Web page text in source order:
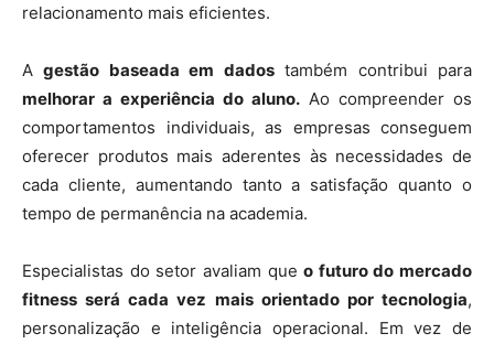
relacionamento mais eficientes.
Agestão baseada em dadostambém contribui para
melhorar a experiência do aluno. Ao compreender os
comportamentos individuais, as empresas conseguem
oferecer produtos mais aderentes às necessidades de
cada cliente, aumentando tanto a satisfação quanto o
tempo de permanência na academia.
Especialistas do setor avaliam queo futuro do mercado
fitness será cada vez mais orientado por tecnologia,
personalização e inteligência operacional. Em vez de